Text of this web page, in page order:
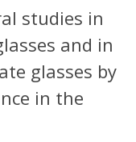
studies in
and in
glasses by
in the